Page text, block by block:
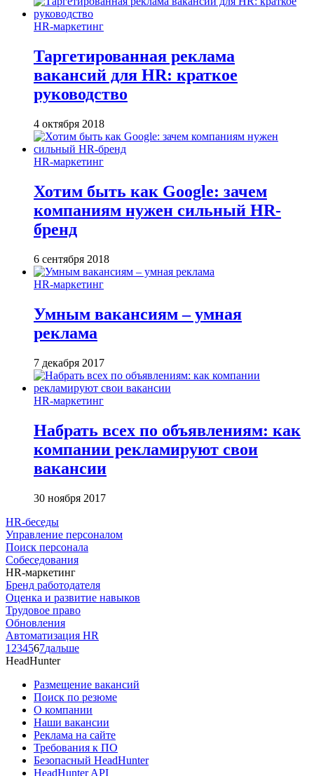
HR-маркетинг
Таргетированная реклама
вакансий для HR: краткое
руководство
4 октября 2018
HR-маркетинг
Хотим быть как Google: зачем
компаниям нужен сильный HR-
бренд
6 сентября 2018
HR-маркетинг
Умным вакансиям – умная
реклама
7 декабря 2017
HR-маркетинг
Набрать всех по объявлениям: как
компании рекламируют свои
вакансии
30 ноября 2017
HR-беседы
Управление персоналом
Поиск персонала
Собеседования
HR-маркетинг
Бренд работодателя
Оценка и развитие навыков
Трудовое право
Обновления
Автоматизация HR
1 234567дальше
HeadHunter
Размещение вакансий
Поиск по резюме
О компании
Наши вакансии
Реклама на сайте
Требования к ПО
Безопасный HeadHunter
HeadHunter API